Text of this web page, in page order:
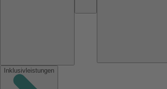
Inklusivleistungen